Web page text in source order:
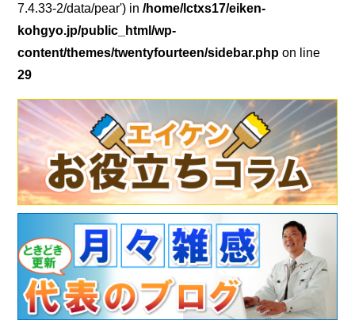
7.4.33-2/data/pear') in/home/lctxs17/eiken-
kohgyo.jp/public_html/wp-
content/themes/twentyfourteen/sidebar.php on line
29